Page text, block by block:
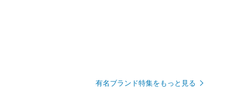
有名ブランド特集をもっと見る